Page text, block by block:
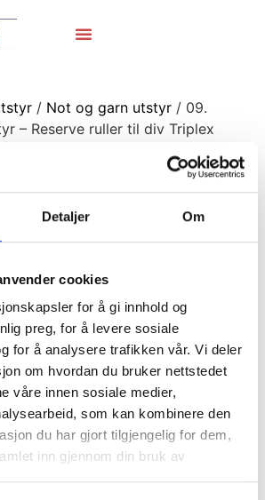
Detaljer Om
cookies
for å gi innhold og
preg, for å levere sosiale
for å analysere trafikken vår. Vi deler
om hvordan du bruker nettstedet
våre innen sosiale medier,
som kan kombinere den
du har gjort tilgjengelig for dem,
inn gjennom din bruk av
/ Not og garn utstyr/ 09.
– Reserve ruller til div Triplex
& garn
– Reserve
div Triplex